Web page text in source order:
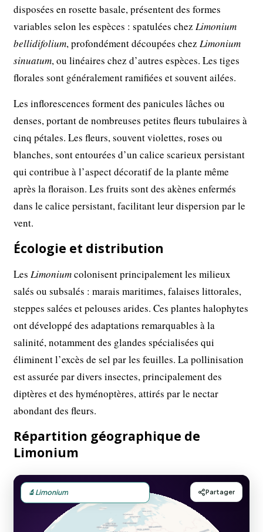
disposées en rosette basale, présentent des formes
variables selon les espèces : spatulées chezLimonium
bellidifolium, profondément découpées chezLimonium
sinuatum, ou linéaires chez d’autres espèces. Les tiges
florales sont généralement ramifiées et souvent ailées.
Les inflorescences forment des panicules lâches ou
denses, portant de nombreuses petites fleurs tubulaires à
cinq pétales. Les fleurs, souvent violettes, roses ou
blanches, sont entourées d’un calice scarieux persistant
qui contribue à l’aspect décoratif de la plante même
après la floraison. Les fruits sont des akènes enfermés
dans le calice persistant, facilitant leur dispersion par le
vent.
Écologie et distribution
LesLimoniumcolonisent principalement les milieux
salés ou subsalés : marais maritimes, falaises littorales,
steppes salées et pelouses arides. Ces plantes halophytes
ont développé des adaptations remarquables à la
salinité, notamment des glandes spécialisées qui
éliminent l’excès de sel par les feuilles. La pollinisation
est assurée par divers insectes, principalement des
diptères et des hyménoptères, attirés par le nectar
abondant des fleurs.
Répartition géographique de
Limonium